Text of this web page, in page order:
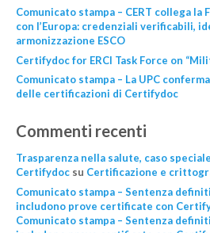
Comunicato stampa – CERT collega la
con l’Europa: credenziali verificabili,
armonizzazione ESCO
Certifydoc for ERCI Task Force on
Comunicato stampa – La UPC
delle certificazioni di Certifydoc
Commenti recenti
Trasparenza nella salute, caso
Certifydocsu Certificazione e
Comunicato stampa – Sentenza
includono prove certificate con
Comunicato stampa – Sentenza